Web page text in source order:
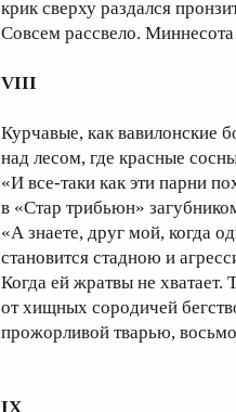
крик сверху раздался
Совсем рассвело.
VIII
Курчавые, как вавилонские
над лесом, где красные
«И все-таки как эти парни
в «Стар трибьюн»
«А знаете, друг мой, когда
становится стадною и
Когда ей жратвы не хватает.
от хищных сородичей
прожорливой тварью,
IX